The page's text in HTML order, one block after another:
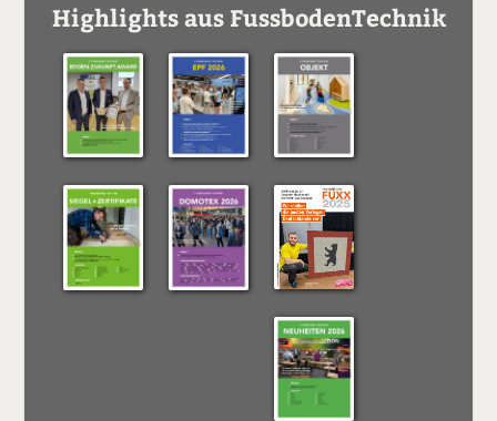
Highlights aus FussbodenTechnik